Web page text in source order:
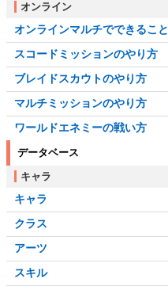
オンライン
オンラインマルチでできること
スコードミッションのやり方
ブレイドスカウトのやり方
マルチミッションのやり方
ワールドエネミーの戦い方
データベース
キャラ
キャラ
クラス
アーツ
スキル